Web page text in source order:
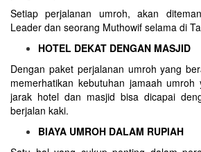
Setiap perjalanan umroh, akan
Leader dan seorang Muthowif selama di
HOTEL DEKAT DENGAN MASJID
Dengan paket perjalanan umroh yang
memerhatikan kebutuhan jamaah umroh
jarak hotel dan masjid bisa dicapai
berjalan kaki.
BIAYA UMROH DALAM RUPIAH